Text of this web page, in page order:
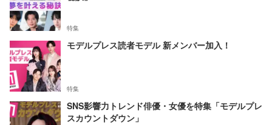
特集
モデルプレス読者モデル 新メンバー加入！
特集
SNS影響力トレンド俳優・女優を特集「モデルプレ
スカウントダウン」